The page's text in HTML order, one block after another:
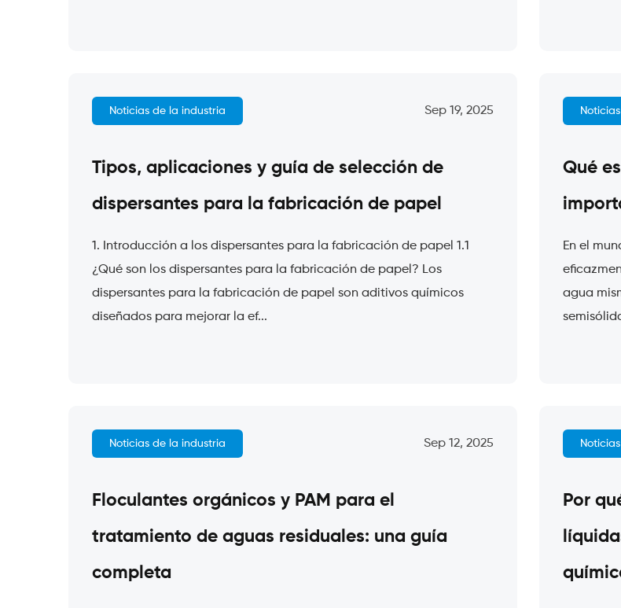
Noticias de la industria Sep 19, 2025
Tipos, aplicaciones y guía de selección de
dispersantes para la fabricación de papel
1. Introducción a los dispersantes para la fabricación de papel 1.1
¿Qué son los dispersantes para la fabricación de papel? Los
dispersantes para la fabricación de papel son aditivos químicos
diseñados para mejorar la ef...
Qué
En el
agua
Noticias de la industria Sep 12, 2025
Floculantes orgánicos y PAM para el
tratamiento de aguas residuales: una guía
completa
Por